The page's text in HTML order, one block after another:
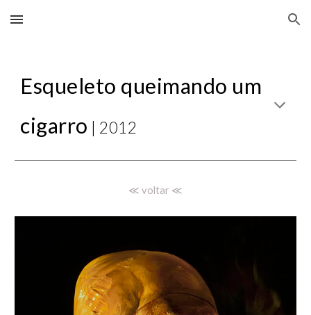
Skip to main content Skip to navigation
Esqueleto queimando um
cigarro | 2012
≪ voltar ≪